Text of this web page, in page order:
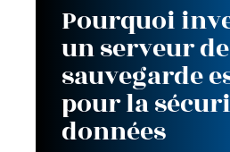
Pourquoi
un serveur de
sauvegarde
pour la
données